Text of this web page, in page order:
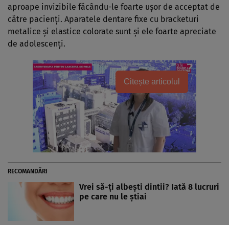
aproape invizibile făcându-le foarte uşor de acceptat de
către pacienţi. Aparatele dentare fixe cu bracketuri
metalice şi elastice colorate sunt şi ele foarte apreciate
de adolescenţi.
Citește articolul
RECOMANDĂRI
Vrei să-ţi albeşti dintii? Iată 8 lucruri
pe care nu le ştiai